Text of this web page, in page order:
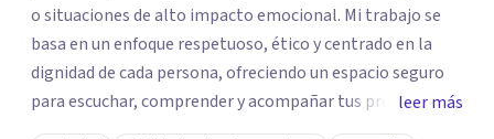
o situaciones de alto impacto emocional. Mi trabajo se
basa en un enfoque respetuoso, ético y centrado en la
dignidad de cada persona, ofreciendo un espacio seguro
para escuchar, comprender y acompañar tus procesos
emocionales a tu propio ritmo. Creo firmemente en la
leer más